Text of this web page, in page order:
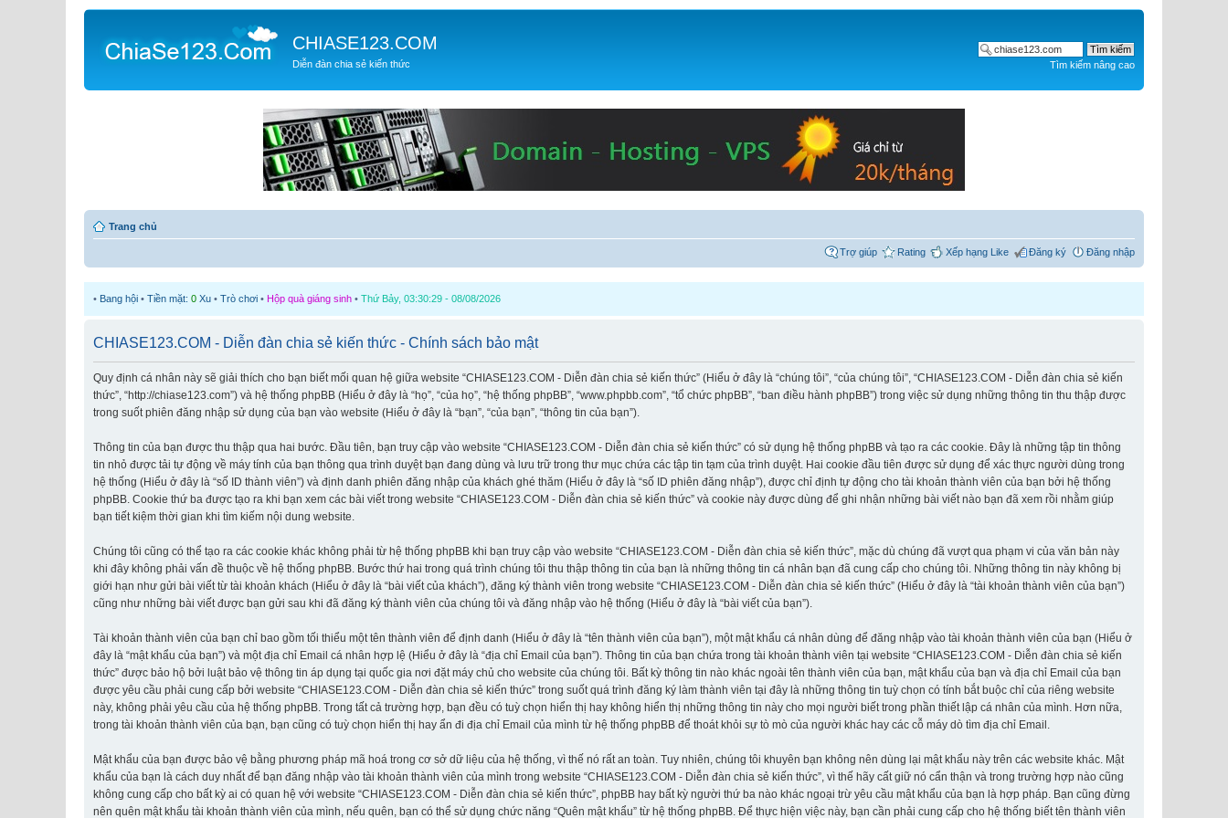
CHIASE123.COM
Diễn đàn chia sẻ kiến thức Tìm kiếm nâng cao
Trang chủ
Trợ giúp Rating Xếp hạng Like Đăng ký Đăng nhập
• Bang hội • Tiền mặt: 0 Xu • Trò chơi • Hộp quà giáng sinh • Thứ Bảy, 03:30:29 - 08/08/2026
CHIASE123.COM - Diễn đàn chia sẻ kiến thức - Chính sách bảo mật
Quy định cá nhân này sẽ giải thích cho bạn biết mối quan hệ giữa website “CHIASE123.COM - Diễn đàn chia sẻ kiến thức” (Hiểu ở đây là “chúng tôi”, “của chúng tôi”, “CHIASE123.COM - Diễn đàn chia sẻ kiến
thức”, “http://chiase123.com”) và hệ thống phpBB (Hiểu ở đây là “họ”, “của họ”, “hệ thống phpBB”, “www.phpbb.com”, “tổ chức phpBB”, “ban điều hành phpBB”) trong việc sử dụng những thông tin thu thập được
trong suốt phiên đăng nhập sử dụng của bạn vào website (Hiểu ở đây là “bạn”, “của bạn”, “thông tin của bạn”).
Thông tin của bạn được thu thập qua hai bước. Đầu tiên, bạn truy cập vào website “CHIASE123.COM - Diễn đàn chia sẻ kiến thức” có sử dụng hệ thống phpBB và tạo ra các cookie. Đây là những tập tin thông
tin nhỏ được tải tự động về máy tính của bạn thông qua trình duyệt bạn đang dùng và lưu trữ trong thư mục chứa các tập tin tạm của trình duyệt. Hai cookie đầu tiên được sử dụng để xác thực người dùng trong
hệ thống (Hiểu ở đây là “số ID thành viên”) và định danh phiên đăng nhập của khách ghé thăm (Hiểu ở đây là “số ID phiên đăng nhập”), được chỉ định tự động cho tài khoản thành viên của bạn bởi hệ thống
phpBB. Cookie thứ ba được tạo ra khi bạn xem các bài viết trong website “CHIASE123.COM - Diễn đàn chia sẻ kiến thức” và cookie này được dùng để ghi nhận những bài viết nào bạn đã xem rồi nhằm giúp
bạn tiết kiệm thời gian khi tìm kiếm nội dung website.
Chúng tôi cũng có thể tạo ra các cookie khác không phải từ hệ thống phpBB khi bạn truy cập vào website “CHIASE123.COM - Diễn đàn chia sẻ kiến thức”, mặc dù chúng đã vượt qua phạm vi của văn bản này
khi đây không phải vấn đề thuộc về hệ thống phpBB. Bước thứ hai trong quá trình chúng tôi thu thập thông tin của bạn là những thông tin cá nhân bạn đã cung cấp cho chúng tôi. Những thông tin này không bị
giới hạn như gửi bài viết từ tài khoản khách (Hiểu ở đây là “bài viết của khách”), đăng ký thành viên trong website “CHIASE123.COM - Diễn đàn chia sẻ kiến thức” (Hiểu ở đây là “tài khoản thành viên của bạn”)
cũng như những bài viết được bạn gửi sau khi đã đăng ký thành viên của chúng tôi và đăng nhập vào hệ thống (Hiểu ở đây là “bài viết của bạn”).
Tài khoản thành viên của bạn chỉ bao gồm tối thiểu một tên thành viên để định danh (Hiểu ở đây là “tên thành viên của bạn”), một mật khẩu cá nhân dùng để đăng nhập vào tài khoản thành viên của bạn (Hiểu ở
đây là “mật khẩu của bạn”) và một địa chỉ Email cá nhân hợp lệ (Hiểu ở đây là “địa chỉ Email của bạn”). Thông tin của bạn chứa trong tài khoản thành viên tại website “CHIASE123.COM - Diễn đàn chia sẻ kiến
thức” được bảo hộ bởi luật bảo vệ thông tin áp dụng tại quốc gia nơi đặt máy chủ cho website của chúng tôi. Bất kỳ thông tin nào khác ngoài tên thành viên của bạn, mật khẩu của bạn và địa chỉ Email của bạn
được yêu cầu phải cung cấp bởi website “CHIASE123.COM - Diễn đàn chia sẻ kiến thức” trong suốt quá trình đăng ký làm thành viên tại đây là những thông tin tuỳ chọn có tính bắt buộc chỉ của riêng website
này, không phải yêu cầu của hệ thống phpBB. Trong tất cả trường hợp, bạn đều có tuỳ chọn hiển thị hay không hiển thị những thông tin này cho mọi người biết trong phần thiết lập cá nhân của mình. Hơn nữa,
trong tài khoản thành viên của bạn, bạn cũng có tuỳ chọn hiển thị hay ẩn đi địa chỉ Email của mình từ hệ thống phpBB để thoát khỏi sự tò mò của người khác hay các cỗ máy dò tìm địa chỉ Email.
Mật khẩu của bạn được bảo vệ bằng phương pháp mã hoá trong cơ sở dữ liệu của hệ thống, vì thế nó rất an toàn. Tuy nhiên, chúng tôi khuyên bạn không nên dùng lại mật khẩu này trên các website khác. Mật
khẩu của bạn là cách duy nhất để bạn đăng nhập vào tài khoản thành viên của mình trong website “CHIASE123.COM - Diễn đàn chia sẻ kiến thức”, vì thế hãy cất giữ nó cẩn thận và trong trường hợp nào cũng
không cung cấp cho bất kỳ ai có quan hệ với website “CHIASE123.COM - Diễn đàn chia sẻ kiến thức”, phpBB hay bất kỳ người thứ ba nào khác ngoại trừ yêu cầu mật khẩu của bạn là hợp pháp. Bạn cũng đừng
nên quên mật khẩu tài khoản thành viên của mình, nếu quên, bạn có thể sử dụng chức năng “Quên mật khẩu” từ hệ thống phpBB. Để thực hiện việc này, bạn cần phải cung cấp cho hệ thống biết tên thành viên